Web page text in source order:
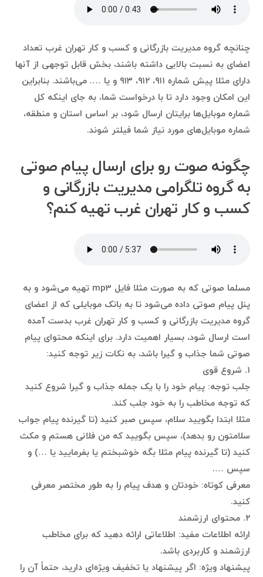
چنانچه گروه مدیریت بازرگانی و کسب و کار تهران غرب تعداد
اعضای به نسبت بالایی داشته باشند، بخش قابل توجهی از آنها
دارای مثلا پیش شماره ۹۱۱، ۹۱۲، ۹۱۳ و یا …. می‌باشند. بنابراین
این امکان وجود دارد تا با درخواست شما، به جای اینکه کل
شماره موبایل‌ها برایتان ارسال شود، بر اساس استان و منطقه،
شماره موبایل‌های مورد نیاز شما فیلتر شوند.
چگونه صوت رو برای ارسال پیام صوتی
به گروه تلگرامی مدیریت بازرگانی و
کسب و کار تهران غرب تهیه کنم؟
مسلما صوتی که به صورت مثلا فایل mp3 تهیه می‌شود و به
پنل پیام صوتی داده می‌شود تا به بانک موبایلی که از اعضای
گروه مدیریت بازرگانی و کسب و کار تهران غرب بدست آمده
است ارسال شود، بسیار اهمیت دارد. برای اینکه محتوای پیام
صوتی شما جذاب و گیرا باشد، به نکات زیر توجه کنید:
۱. شروع قوی
جلب توجه: پیام خود را با یک جمله جذاب و گیرا شروع کنید
که توجه مخاطب را به خود جلب کند.
مثلا ابتدا بگویید سلام، سپس صبر کنید (تا گیرنده پیام جواب
سلامتون رو بدهد)، سپس بگویید که من فلانی هستم و مکث
کنید (تا گیرنده پیام مثلا بگه خوشبختم یا بفرمایید یا …) و
سپس ….
معرفی کوتاه: خودتان و هدف پیام را به طور مختصر معرفی
کنید.
۲. محتوای ارزشمند
ارائه اطلاعات مفید: اطلاعاتی ارائه دهید که برای مخاطب
ارزشمند و کاربردی باشد.
پیشنهاد ویژه: اگر پیشنهاد یا تخفیف ویژه‌ای دارید، حتماً آن را